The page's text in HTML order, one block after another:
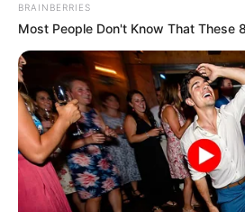
Το τέρας που ζει στις
του Αγίου Όρους..
Σάββατο, 17 Σεπτεμβρίου 2022, 16:21
BRAINBERRIES
Most People Don't Know That These